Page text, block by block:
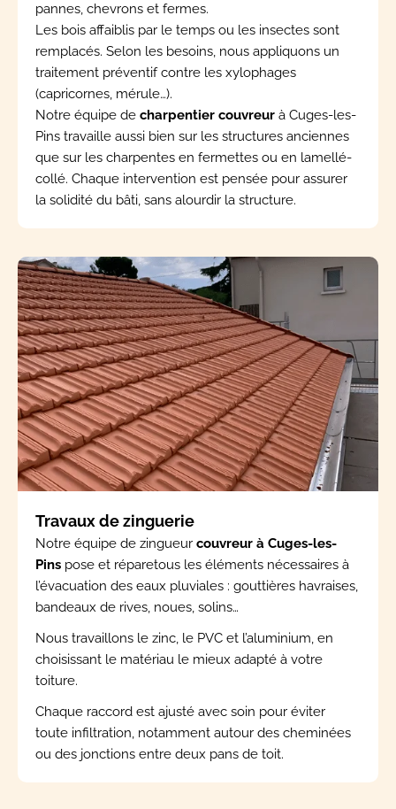
pannes, chevrons et fermes.
Les bois affaiblis par le temps ou les insectes sont
remplacés. Selon les besoins, nous appliquons un
traitement préventif contre les xylophages
(capricornes, mérule…).
Notre équipe de charpentier couvreur à Cuges-les-
Pins travaille aussi bien sur les structures anciennes
que sur les charpentes en fermettes ou en lamellé-
collé. Chaque intervention est pensée pour assurer
la solidité du bâti, sans alourdir la structure.
Travaux de zinguerie
Notre équipe de zingueur couvreur à Cuges-les-
Pins pose et réparetous les éléments nécessaires à
l’évacuation des eaux pluviales : gouttières havraises,
bandeaux de rives, noues, solins…
Nous travaillons le zinc, le PVC et l’aluminium, en
choisissant le matériau le mieux adapté à votre
toiture.
Chaque raccord est ajusté avec soin pour éviter
toute infiltration, notamment autour des cheminées
ou des jonctions entre deux pans de toit.